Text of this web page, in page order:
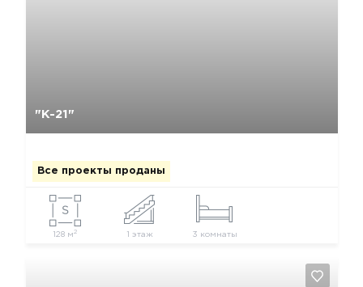
"К-21"
Все проекты проданы
128 м2 1 этаж 3 комнаты